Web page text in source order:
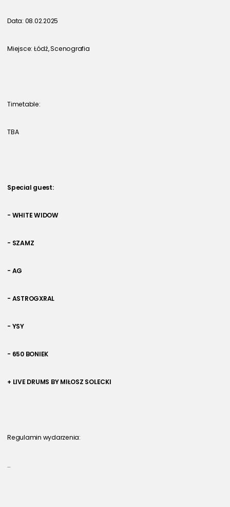
Data: 08.02.2025
Miejsce: Łódź, Scenografia
Timetable:
TBA
Special guest:
- WHITE WIDOW
- SZAMZ
- AG
- ASTROGXRAL
- YSY
- 650 BONIEK
+ LIVE DRUMS BY MIŁOSZ SOLECKI
Regulamin wydarzenia:
…